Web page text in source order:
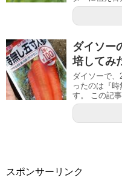
ダイソー
培してみ
ダイソーで
ったのは『
す。 この記
スポンサーリンク